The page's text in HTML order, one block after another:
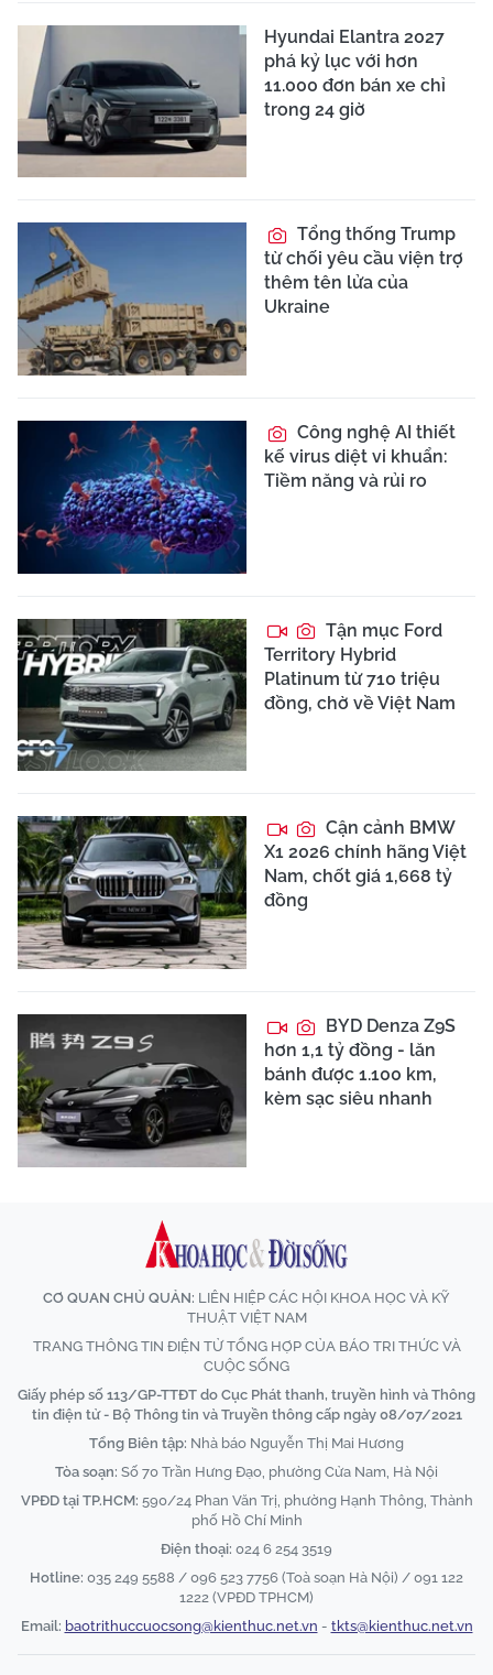
Hyundai Elantra 2027
phá kỷ lục với hơn
11.000 đơn bán xe chỉ
trong 24 giờ
Tổng thống Trump
từ chối yêu cầu viện trợ
thêm tên lửa của
Ukraine
Công nghệ AI thiết
kế virus diệt vi khuẩn:
Tiềm năng và rủi ro
Tận mục Ford
Territory Hybrid
Platinum từ 710 triệu
đồng, chờ về Việt Nam
Cận cảnh BMW
X1 2026 chính hãng Việt
Nam, chốt giá 1,668 tỷ
đồng
BYD Denza Z9S
hơn 1,1 tỷ đồng - lăn
bánh được 1.100 km,
kèm sạc siêu nhanh
CƠ QUAN CHỦ QUẢN: LIÊN HIỆP CÁC HỘI KHOA HỌC VÀ KỸ
THUẬT VIỆT NAM
TRANG THÔNG TIN ĐIỆN TỬ TỔNG HỢP CỦA BÁO TRI THỨC VÀ
CUỘC SỐNG
Giấy phép số 113/GP-TTĐT do Cục Phát thanh, truyền hình và Thông
tin điện tử - Bộ Thông tin và Truyền thông cấp ngày 08/07/2021
Tổng Biên tập: Nhà báo Nguyễn Thị Mai Hương
Tòa soạn: Số 70 Trần Hưng Đạo, phường Cửa Nam, Hà Nội
VPĐD tại TP.HCM: 590/24 Phan Văn Trị, phường Hạnh Thông, Thành
phố Hồ Chí Minh
Điện thoại: 024 6 254 3519
Hotline: 035 249 5588 / 096 523 7756 (Toà soạn Hà Nội) / 091 122
1222 (VPĐD TPHCM)
Email: baotrithuccuocsong@kienthuc.net.vn - tkts@kienthuc.net.vn